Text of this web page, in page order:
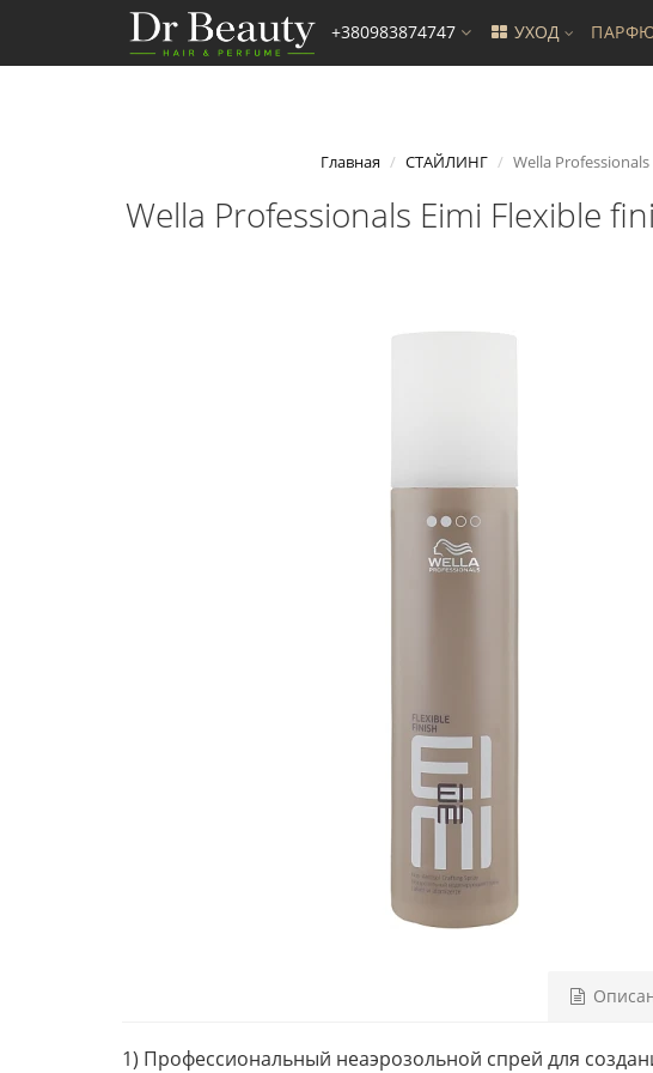
+380983874747 УХОД
Главная СТАЙЛИНГ Wella
Wella Professionals Eimi Flexible
1) Профессиональный неаэрозольной спрей для